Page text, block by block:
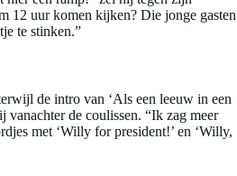
12 uur komen kijken? Die jonge gasten
te stinken.”
de intro van ‘Als een leeuw in een
vanachter de coulissen. “Ik zag meer
met ‘Willy for president!’ en ‘Willy,